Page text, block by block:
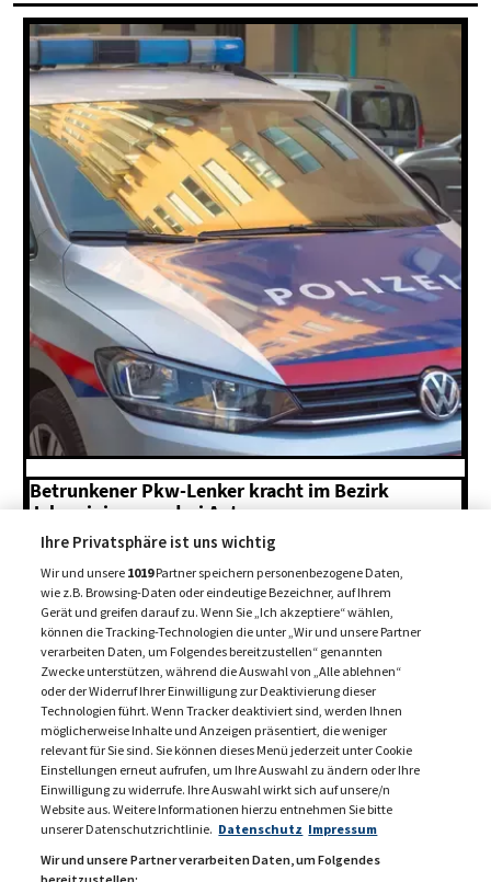
Betrunkener Pkw-Lenker kracht im Bezirk
Jakomini gegen drei Autos
7. August 2026
MEHR BEITRÄGE +
Ihre Privatsphäre ist uns wichtig
Wir und unsere 1019Partner speichern personenbezogene Daten,
wie z.B. Browsing-Daten oder eindeutige Bezeichner, auf Ihrem
Gerät und greifen darauf zu. Wenn Sie „Ich akzeptiere“ wählen,
können die Tracking-Technologien die unter „Wir und unsere Partner
verarbeiten Daten, um Folgendes bereitzustellen“ genannten
Zwecke unterstützen, während die Auswahl von „Alle ablehnen“
oder der Widerruf Ihrer Einwilligung zur Deaktivierung dieser
Technologien führt. Wenn Tracker deaktiviert sind, werden Ihnen
möglicherweise Inhalte und Anzeigen präsentiert, die weniger
relevant für Sie sind. Sie können dieses Menü jederzeit unter Cookie
Einstellungen erneut aufrufen, um Ihre Auswahl zu ändern oder Ihre
Einwilligung zu widerrufe. Ihre Auswahl wirkt sich auf unsere/n
Website aus. Weitere Informationen hierzu entnehmen Sie bitte
unserer Datenschutzrichtlinie. Datenschutz Impressum
Wir und unsere Partner verarbeiten Daten, um Folgendes